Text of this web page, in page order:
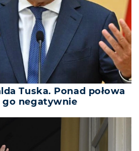
Tuska. Ponad połowa
go negatywnie